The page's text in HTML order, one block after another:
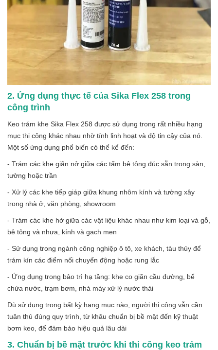
2. Ứng dụng thực tế của Sika Flex 258 trong
công trình
Keo trám khe Sika Flex 258 được sử dụng trong rất nhiều hạng
mục thi công khác nhau nhờ tính linh hoạt và độ tin cậy của nó.
Một số ứng dụng phổ biến có thể kể đến:
- Trám các khe giãn nở giữa các tấm bê tông đúc sẵn trong sàn,
tường hoặc trần
- Xử lý các khe tiếp giáp giữa khung nhôm kính và tường xây
trong nhà ở, văn phòng, showroom
- Trám các khe hở giữa các vật liệu khác nhau như kim loại và gỗ,
bê tông và nhựa, kính và gạch men
- Sử dụng trong ngành công nghiệp ô tô, xe khách, tàu thủy để
trám kín các điểm nối chuyển động hoặc rung lắc
- Ứng dụng trong bảo trì hạ tầng: khe co giãn cầu đường, bể
chứa nước, trạm bơm, nhà máy xử lý nước thải
Dù sử dụng trong bất kỳ hạng mục nào, người thi công vẫn cần
tuân thủ đúng quy trình, từ khâu chuẩn bị bề mặt đến kỹ thuật
bơm keo, để đảm bảo hiệu quả lâu dài
3. Chuẩn bị bề mặt trước khi thi công keo trám